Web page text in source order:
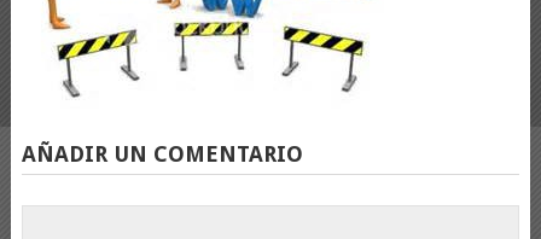
AÑADIR UN COMENTARIO